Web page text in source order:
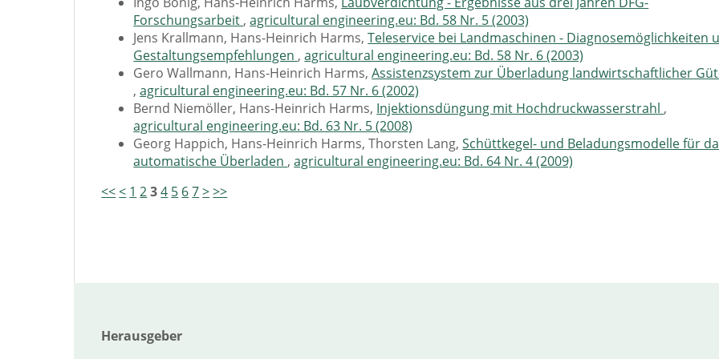
Forschungsarbeit ,agricultural engineering.eu: Bd. 58 Nr. 5 (2003)
Jens Krallmann, Hans-Heinrich Harms,Teleservice bei Landmaschinen - Diagnosemöglichkeiten
Gestaltungsempfehlungen ,agricultural engineering.eu: Bd. 58 Nr. 6 (2003)
Gero Wallmann, Hans-Heinrich Harms,Assistenzsystem zur Überladung landwirtschaftlicher
,agricultural engineering.eu: Bd. 57 Nr. 6 (2002)
Bernd Niemöller, Hans-Heinrich Harms, Injektionsdüngung mit Hochdruckwasserstrahl ,
agricultural engineering.eu: Bd. 63 Nr. 5 (2008)
Georg Happich, Hans-Heinrich Harms, Thorsten Lang,Schüttkegel- und Beladungsmodelle für
automatische Überladen ,agricultural engineering.eu: Bd. 64 Nr. 4 (2009)
<<< 1 234 5 67>>>
Herausgeber